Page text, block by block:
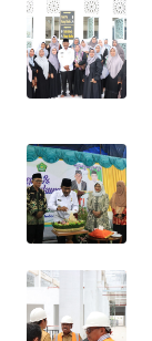
WN
SUMEDANG
WN
WN
KEPULAUAN
SERIBU
WN
TANGERANG